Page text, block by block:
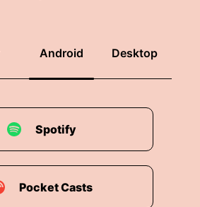
Android Desktop
Spotify
Pocket Casts